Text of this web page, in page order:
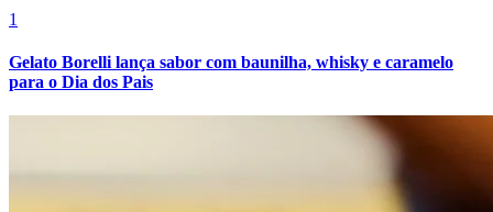
1
Gelato Borelli lança sabor com baunilha, whisky e caramelo
para o Dia dos Pais